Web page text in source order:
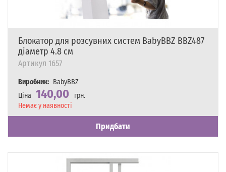
Блокатор для розсувних систем BabyBBZ BBZ487
діаметр 4.8 см
Артикул 1657
Виробник: BabyBBZ
Ціна 140,00
грн.
Наявність
Немає у наявності
Придбати